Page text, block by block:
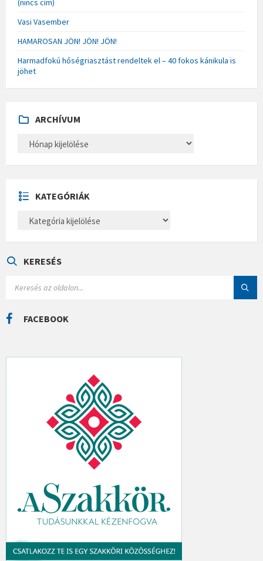
Vasi Vasember
HAMAROSAN JÖN! JÖN! JÖN!
Harmadfokú hőségriasztást rendeltek el – 40 fokos kánikula is
jöhet
ARCHÍVUM
H
U
M
KATEGÓRIÁK
E
Á
KERESÉS
C
H
FACEBOOK